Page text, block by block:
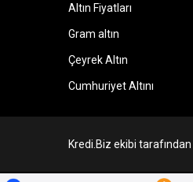
Altın Fiyatları
Gram altın
Çeyrek Altın
Cumhuriyet Altını
Kredi.Biz ekibi